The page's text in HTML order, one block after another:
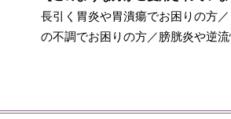
長引く胃炎や胃潰瘍でお困りの方
の不調でお困りの方／膀胱炎や逆